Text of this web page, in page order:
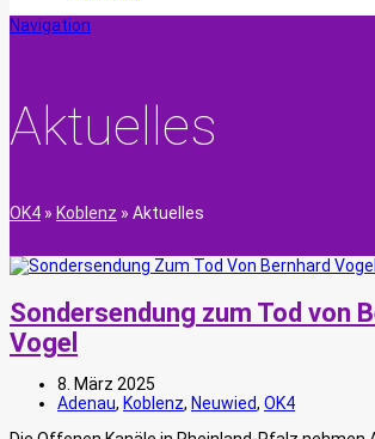
Navigation
Aktuelles
OK4 » Koblenz » Aktuelles
Sondersendung zum Tod von
Vogel
8. März 2025
Adenau, Koblenz, Neuwied, OK4